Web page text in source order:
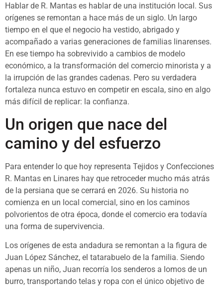
Hablar de R. Mantas es hablar de una institución local. Sus
orígenes se remontan a hace más de un siglo. Un largo
tiempo en el que el negocio ha vestido, abrigado y
acompañado a varias generaciones de familias linarenses.
En ese tiempo ha sobrevivido a cambios de modelo
económico, a la transformación del comercio minorista y a
la irrupción de las grandes cadenas. Pero su verdadera
fortaleza nunca estuvo en competir en escala, sino en algo
más difícil de replicar: la confianza.
Un origen que nace del
camino y del esfuerzo
Para entender lo que hoy representa Tejidos y Confecciones
R. Mantas en Linares hay que retroceder mucho más atrás
de la persiana que se cerrará en 2026. Su historia no
comienza en un local comercial, sino en los caminos
polvorientos de otra época, donde el comercio era todavía
una forma de supervivencia.
Los orígenes de esta andadura se remontan a la figura de
Juan López Sánchez, el tatarabuelo de la familia. Siendo
apenas un niño, Juan recorría los senderos a lomos de un
burro, transportando telas y ropa con el único objetivo de